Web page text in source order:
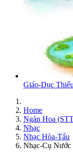
Giáo-Dục
Home
Ngàn Hoa
Nhạc
Nhạc Hòa-Tấu
Nhạc-Cụ Nước